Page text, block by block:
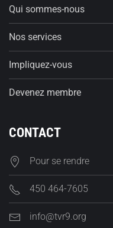
Qui sommes-nous
Nos services
Impliquez-vous
Devenez membre
CONTACT
Pour se rendre
450 464-7605
info@tvr9.org